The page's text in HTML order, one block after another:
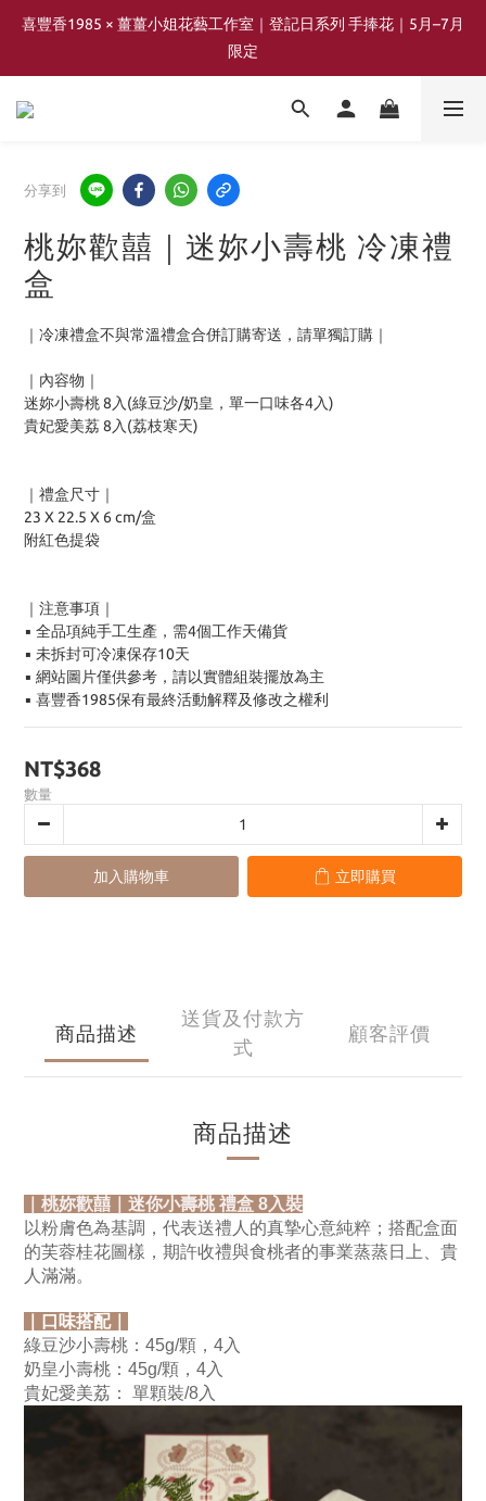
喜豐香1985 × 薑薑小姐花藝工作室｜登記日系列 手捧花｜5月–7月
限定
喜豐香1985 × 薑薑小姐花藝工作室｜登記日系列 手捧花｜5月–7月
限定
2026年 中秋節四味限定蛋黃酥風味 即將上線
日咖，夜酒，中秋風味地圖即將開跑
喜豐香1985 × 薑薑小姐花藝工作室｜登記日系列 手捧花｜5月–7月
分享到
桃妳歡囍｜迷妳小壽桃 冷凍禮
盒
｜冷凍禮盒不與常溫禮盒合併訂購寄送，請單獨訂購｜
｜內容物｜
迷妳小壽桃 8入(綠豆沙/奶皇，單一口味各4入)
貴妃愛美荔 8入(荔枝寒天)
｜禮盒尺寸｜
23 X 22.5 X 6 cm/盒
附紅色提袋
｜注意事項｜
▪ 全品項純手工生產，需4個工作天備貨
▪ 未拆封可冷凍保存10天
▪ 網站圖片僅供參考，請以實體組裝擺放為主
▪ 喜豐香1985保有最終活動解釋及修改之權利
NT$368
數量
加入購物車 立即購買
商品描述
送貨及付款方
式
顧客評價
商品描述
｜桃妳歡囍｜迷你小壽桃 禮盒 8入裝
以粉膚色為基調，代表送禮人的真摯心意純粹；搭配盒面
的芙蓉桂花圖樣，期許收禮與食桃者的事業蒸蒸日上、貴
人滿滿。
｜口味搭配｜
綠豆沙小壽桃：45g/顆，4入
奶皇小壽桃：45g/顆，4入
貴妃愛美荔： 單顆裝/8入